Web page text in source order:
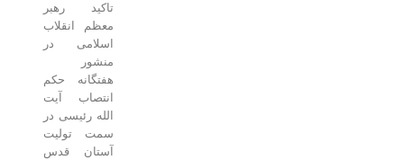
تاکید رهبر
معظم انقلاب
اسلامی در
هفتگانه حکم
انتصاب آیت
الله رئیسی در
سمت تولیت
آستان قدس